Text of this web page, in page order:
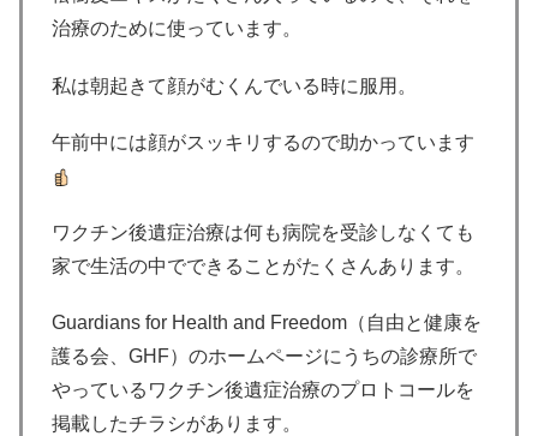
治療のために使っています。
私は朝起きて顔がむくんでいる時に服用。
午前中には顔がスッキリするので助かっています
ワクチン後遺症治療は何も病院を受診しなくても
家で生活の中でできることがたくさんあります。
Guardians for Health and Freedom（自由と健康を
護る会、GHF）のホームページにうちの診療所で
やっているワクチン後遺症治療のプロトコールを
掲載したチラシがあります。